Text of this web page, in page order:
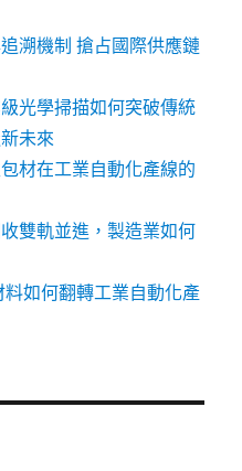
溯機制 搶占國際供應鏈
光學掃描如何突破傳統
未來
材在工業自動化產線的
雙軌並進，製造業如何
如何翻轉工業自動化產